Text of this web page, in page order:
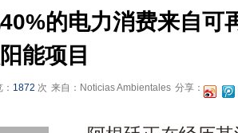
的电力消费来自可
能项目
1872 次 来自：Noticias Ambientales 分享：